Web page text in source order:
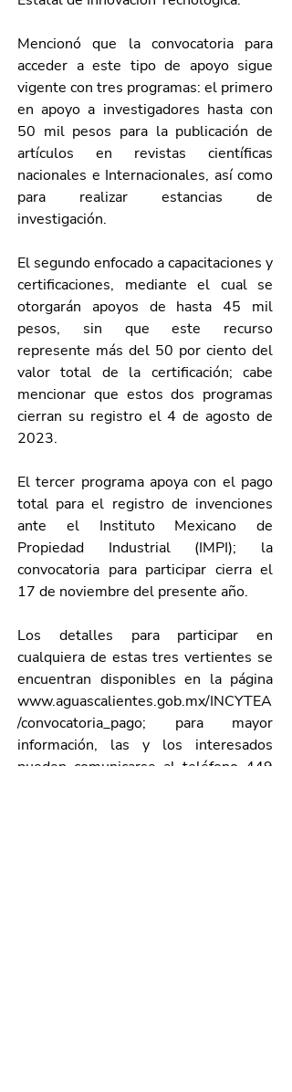
Mencionó que la convocatoria para
acceder a este tipo de apoyo sigue
vigente con tres programas: el primero
en apoyo a investigadores hasta con
50 mil pesos para la publicación de
artículos en revistas científicas
nacionales e Internacionales, así como
para realizar estancias de
investigación.
El segundo enfocado a capacitaciones y
certificaciones, mediante el cual se
otorgarán apoyos de hasta 45 mil
pesos, sin que este recurso
represente más del 50 por ciento del
valor total de la certificación; cabe
mencionar que estos dos programas
cierran su registro el 4 de agosto de
2023.
El tercer programa apoya con el pago
total para el registro de invenciones
ante el Instituto Mexicano de
Propiedad Industrial (IMPI); la
convocatoria para participar cierra el
17 de noviembre del presente año.
Los detalles para participar en
cualquiera de estas tres vertientes se
www.aguascalientes.gob.mx/INCYTEA
/convocatoria_pago; para mayor
información, las y los interesados
pueden comunicarse al teléfono 449